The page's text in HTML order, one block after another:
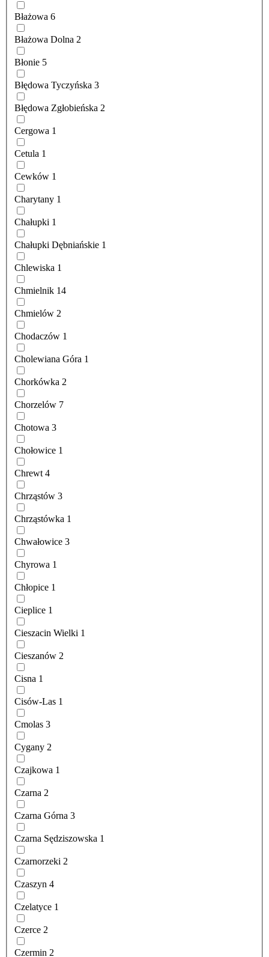
Błażowa 6
Błażowa Dolna 2
Błonie 5
Błędowa Tyczyńska 3
Błędowa Zgłobieńska 2
Cergowa 1
Cetula 1
Cewków 1
Charytany 1
Chałupki 1
Chałupki Dębniańskie 1
Chlewiska 1
Chmielnik 14
Chmielów 2
Chodaczów 1
Cholewiana Góra 1
Chorkówka 2
Chorzelów 7
Chotowa 3
Chołowice 1
Chrewt 4
Chrząstów 3
Chrząstówka 1
Chwałowice 3
Chyrowa 1
Chłopice 1
Cieplice 1
Cieszacin Wielki 1
Cieszanów 2
Cisna 1
Cisów-Las 1
Cmolas 3
Cygany 2
Czajkowa 1
Czarna 2
Czarna Górna 3
Czarna Sędziszowska 1
Czarnorzeki 2
Czaszyn 4
Czelatyce 1
Czerce 2
Czermin 2